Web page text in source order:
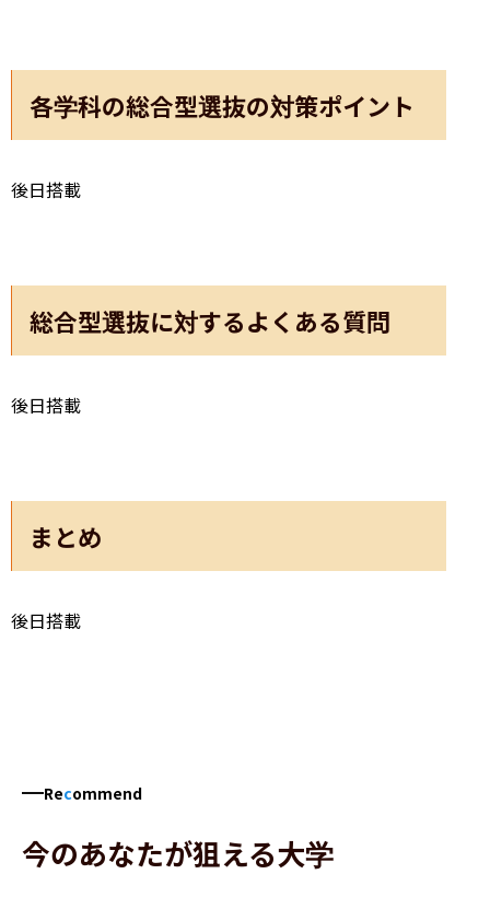
各学科の総合型選抜の対策ポイント
後日搭載
総合型選抜に対するよくある質問
後日搭載
まとめ
後日搭載
Recommend
今のあなたが狙える大学